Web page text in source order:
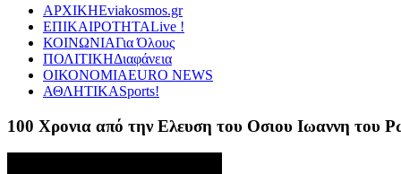
ΑΡΧΙΚΗEviakosmos.gr
ΕΠΙΚΑΙΡΟΤΗΤΑLive !
ΚΟΙΝΩΝΙΑΓια Όλους
ΠΟΛΙΤΙΚΗΔιαφάνεια
ΟΙΚΟΝΟΜΙΑEURO NEWS
ΑΘΛΗΤΙΚΑSports!
100 Χρονια από την Ελευση του Οσιου Ιωαννη του